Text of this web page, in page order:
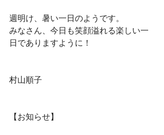
週明け、暑い一日のようです。
みなさん、今日も笑顔溢れる楽しい一
日でありますように！
村山順子
【お知らせ】